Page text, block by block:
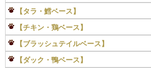
【タラ・鱈ベース】
【チキン・鶏ベース】
【ブラッシュテイルベース】
【ダック・鴨ベース】